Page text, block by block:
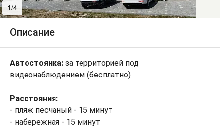
1/4
Описание
Автостоянка: за территорией под
видеонаблюдением (бесплатно)
Расстояния:
- пляж песчаный - 15 минут
- набережная - 15 минут